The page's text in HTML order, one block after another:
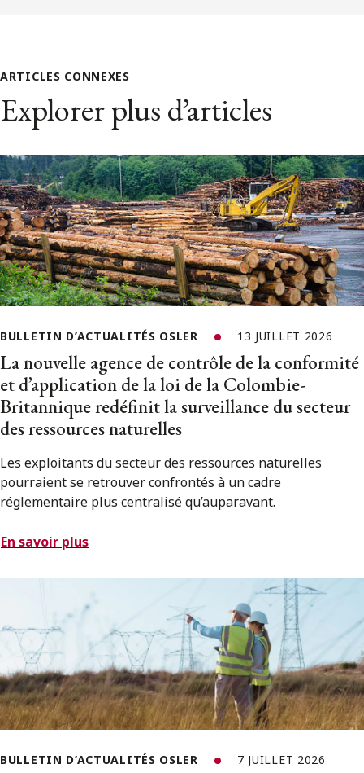
ARTICLES CONNEXES
Explorer plus d’articles
BULLETIN D’ACTUALITÉS OSLER 13 JUILLET 2026
La nouvelle agence de contrôle de la conformité
et d’application de la loi de la Colombie-
Britannique redéfinit la surveillance du secteur
des ressources naturelles
Les exploitants du secteur des ressources naturelles
pourraient se retrouver confrontés à un cadre
réglementaire plus centralisé qu’auparavant.
En savoir plus
BULLETIN D’ACTUALITÉS OSLER 7 JUILLET 2026